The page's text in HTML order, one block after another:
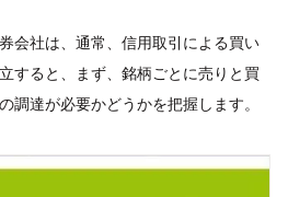
会社は、通常、信用取引による買い
すると、まず、銘柄ごとに売りと買
調達が必要かどうかを把握します。